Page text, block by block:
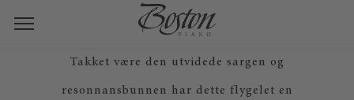
Takket være den utvidede sargen og
resonnansbunnen har dette flygelet en